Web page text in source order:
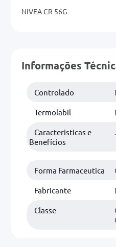
NIVEA CR 56G
Informações
Controlado
Termolabil
Caracteristicas e
Benefícios
.
Forma Farmaceutica
Fabricante
Classe